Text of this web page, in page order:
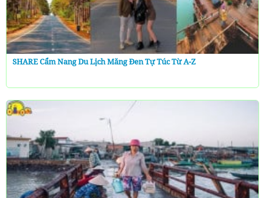
SHARE Cẩm Nang Du Lịch Măng Đen Tự Túc Từ A-Z